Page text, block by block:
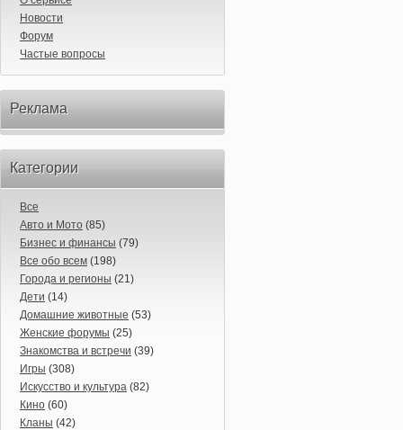
Новости
Форум
Частые вопросы
Реклама
Категории
Все
Авто и Мото (85)
Бизнес и финансы (79)
Все обо всем (198)
Города и регионы (21)
Дети (14)
Домашние животные (53)
Женские форумы (25)
Знакомства и встречи (39)
Игры (308)
Искусство и культура (82)
Кино (60)
Кланы (42)